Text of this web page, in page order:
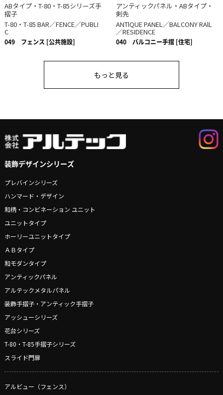
ABタイプ・T-80・T-85シリーズ手
摺子
T-80・T-85 BAR／FENCE／PUBLI
C
049 フェンス [公共施設]
アンティックパネル・ABタイプ・
剣先
ANTlQUE PANEL／BALCONY RAlL
／RESIDENCE
040 バルコニー手摺 [住宅]
もっと見る
装飾デザインシリーズ
プレバインシリーズ
ハンマード・デザイン
和柄・コンビネーション ユニット
ユニットタイプ
ホーリーユニットタイプ
ＡＢタイプ
和モダンタイプ
アンティックパネル
アルテックメタルパネル
装飾手摺子・アンティック手摺子
アッシューシリーズ
花台シリーズ
T-80・T-85手摺子シリーズ
スライド門扉
アルビュー（フェンス）